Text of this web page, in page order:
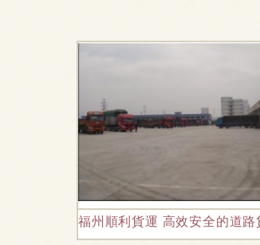
福州順利貨運 高效安全的道